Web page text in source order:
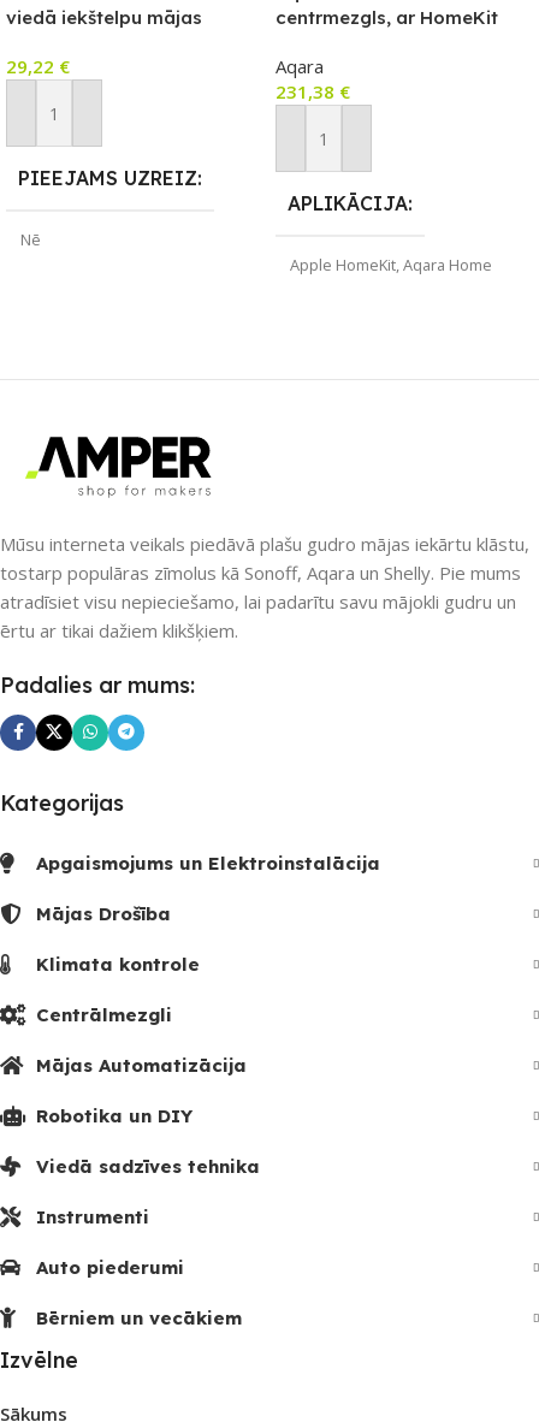
viedā iekštelpu mājas
29,22 €
Pievienot Grozam
PIEEJAMS UZREIZ
Nē
centrmezgls, ar HomeKit
kamera ar iebūvētu Zigbee
un Thread vārteju, Wi-Fi
Aqara
231,38 €
Pievienot Grozam
APLIKĀCIJA
Apple HomeKit,Aqara Home
PIEEJAMS UZREIZ
Nē
Mūsu interneta veikals piedāvā plašu gudro mājas iekārtu klāstu,
tostarp populāras zīmolus kā Sonoff, Aqara un Shelly. Pie mums
atradīsiet visu nepieciešamo, lai padarītu savu mājokli gudru un
ērtu ar tikai dažiem klikšķiem.
Padalies ar mums:
Kategorijas
Apgaismojums un Elektroinstalācija
Mājas Drošība
Klimata kontrole
Centrālmezgli
Mājas Automatizācija
Robotika un DIY
Viedā sadzīves tehnika
Instrumenti
Auto piederumi
Bērniem un vecākiem
Izvēlne
Sākums